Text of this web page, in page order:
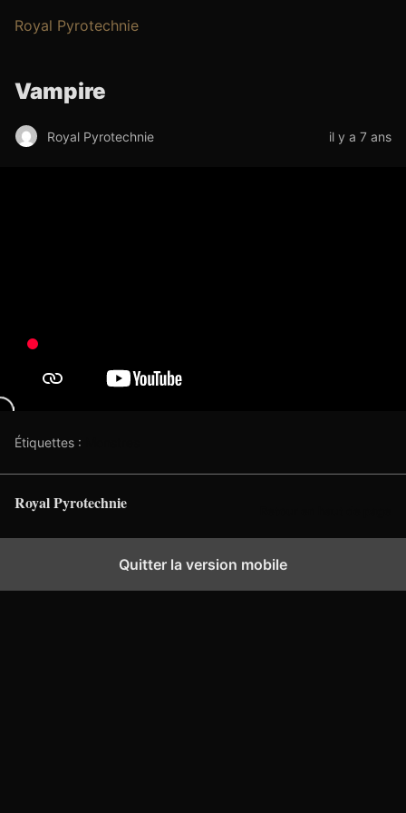
Royal Pyrotechnie
Vampire
Royal Pyrotechnie il y a 7 ans
Étiquettes :
Royal Pyrotechnie
Quitter la version mobile